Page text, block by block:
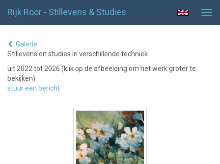
Rijk Roor - Stillevens & Studies
Galerie
Stillevens en studies in verschillende techniek
uit 2022 tot 2026 (klik op de afbeelding om het werk groter te
bekijken)
stuur een bericht